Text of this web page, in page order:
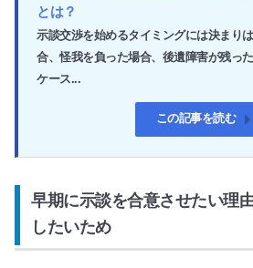
とは？
示談交渉を始めるタイミングには決まり
合、怪我を負った場合、後遺障害が残っ
ケース...
この記事を読む
早期に示談を合意させたい理
したいため